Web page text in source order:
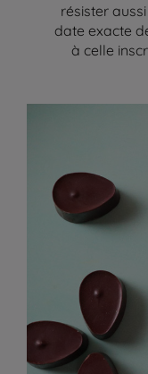
résister
date exacte
à celle